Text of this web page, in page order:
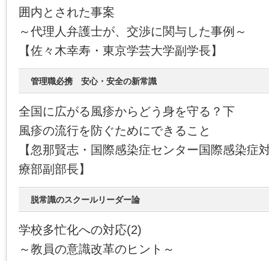
囲内とされた事案
～代理人弁護士が、交渉に関与した事例～
【佐々木幸寿・東京学芸大学副学長】
管理職必携 安心・安全の新常識
全国に広がる風疹からどう身を守る？下
風疹の流行を防ぐためにできること
【忽那賢志・国際感染症センター国際感染症
療部副部長】
脱常識のスクールリーダー論
学校多忙化への対応(2)
～教員の意識改革のヒント～